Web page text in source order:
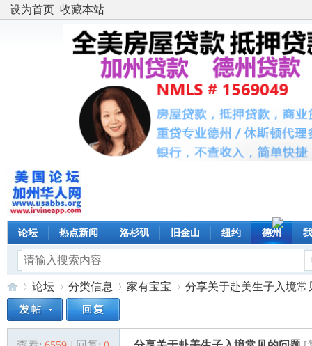
设为首页 收藏本站
论坛 热点新闻 洛杉矶 旧金山 纽约 德州
论坛 分类信息 家有宝宝 分享关于赴美生子入境常